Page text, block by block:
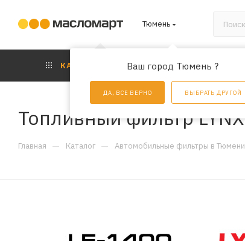
Тюмень
Ваш город Тюмень ?
ДА, ВСЕ ВЕРНО ВЫБРАТЬ ДРУГОЙ
КАТАЛОГ АКЦИИ
Топливный фильтр
Главная — Каталог — Автомобильные фильтры в Тюмени